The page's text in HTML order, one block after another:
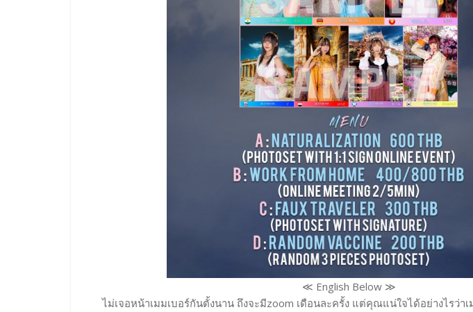
≪ English Below ≫
ไม่เจอหน้าเมมเบอร์กันตั้งนาน ถึงจะมีzoom เดือนละครั้ง แต่คุณแน่ใจได้อย่างไรว่า